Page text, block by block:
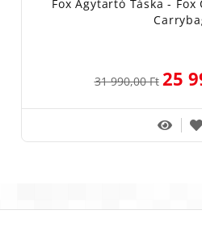
Fox Ágytartó Táska -
31 990,00 Ft 25